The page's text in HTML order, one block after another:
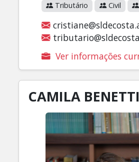
Tributário
Civil
Ver informações
CAMILA